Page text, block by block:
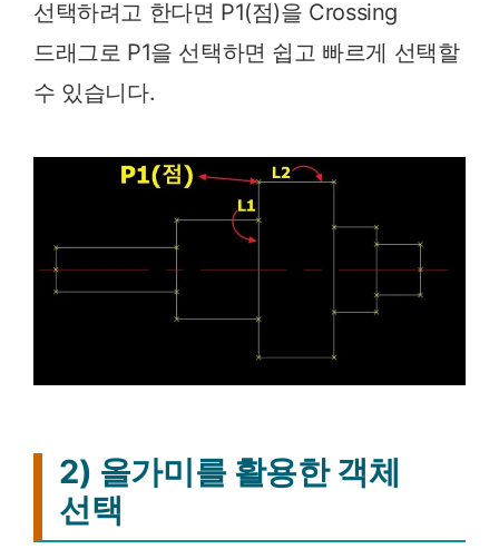
선택하려고 한다면 P1(점)을 Crossing
드래그로 P1을 선택하면 쉽고 빠르게 선택할
수 있습니다.
2) 올가미를 활용한 객체
선택